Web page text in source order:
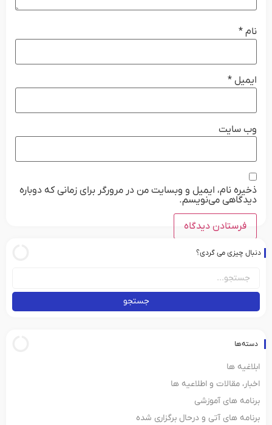
نام *
ایمیل *
وب‌ سایت
ذخیره نام، ایمیل و وبسایت من در مرورگر برای زمانی که دوباره
دیدگاهی می‌نویسم.
دنبال چیزی می گردی؟
جستجو
دسته‌ها
ابلاغیه ها
اخبار، مقالات و اطلاعیه ها
برنامه های آموزشی
برنامه های آتی و درحال برگزاری شده